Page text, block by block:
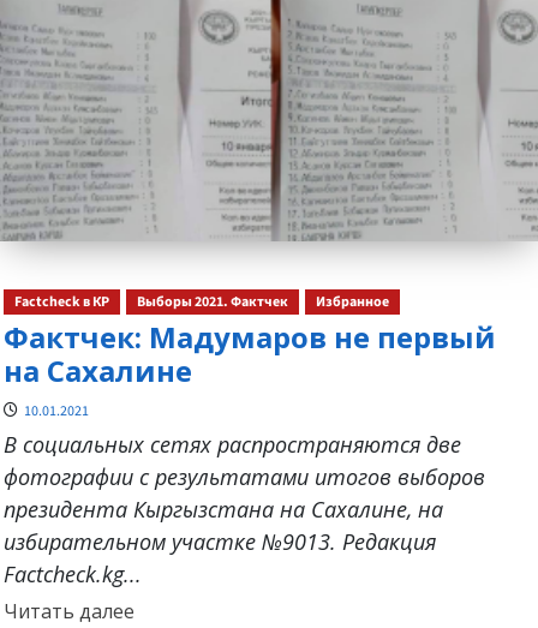
Factcheck в КР Выборы 2021. Фактчек Избранное
Фактчек: Мадумаров не первый
на Сахалине
10.01.2021
В социальных сетях распространяются две
фотографии с результатами итогов выборов
президента Кыргызстана на Сахалине, на
избирательном участке №9013. Редакция
Factcheck.kg...
Читать далееПрочитать